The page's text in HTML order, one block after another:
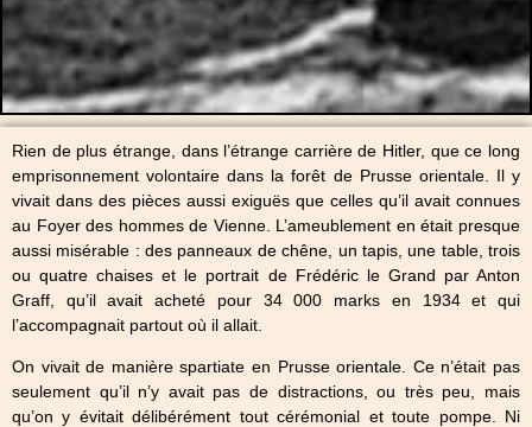
Rien de plus étrange, dans l’étrange carrière de Hitler, que ce long
emprisonnement volontaire dans la forêt de Prusse orientale. Il y
vivait dans des pièces aussi exiguës que celles qu’il avait connues
au Foyer des hommes de Vienne. L’ameublement en était presque
aussi misérable : des panneaux de chêne, un tapis, une table, trois
ou quatre chaises et le portrait de Frédéric le Grand par Anton
Graff, qu’il avait acheté pour 34 000 marks en 1934 et qui
l’accompagnait partout où il allait.
On vivait de manière spartiate en Prusse orientale. Ce n’était pas
seulement qu’il n’y avait pas de distractions, ou très peu, mais
qu’on y évitait délibérément tout cérémonial et toute pompe. Ni